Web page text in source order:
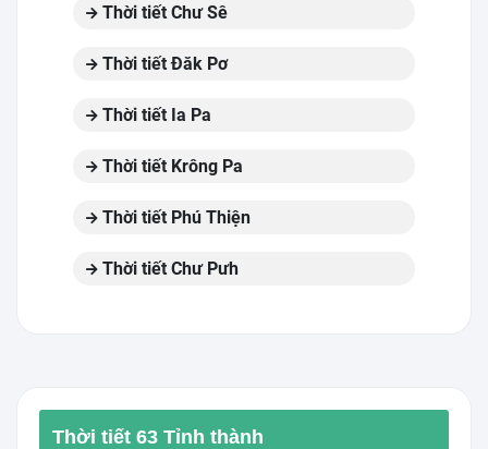
Thời tiết Chư Sê
Thời tiết Đăk Pơ
Thời tiết Ia Pa
Thời tiết Krông Pa
Thời tiết Phú Thiện
Thời tiết Chư Pưh
Thời tiết 63 Tỉnh thành